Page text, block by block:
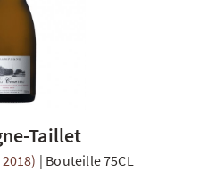
NOS MEILLEURES VENTES
Taillet
| Bouteille 75CL